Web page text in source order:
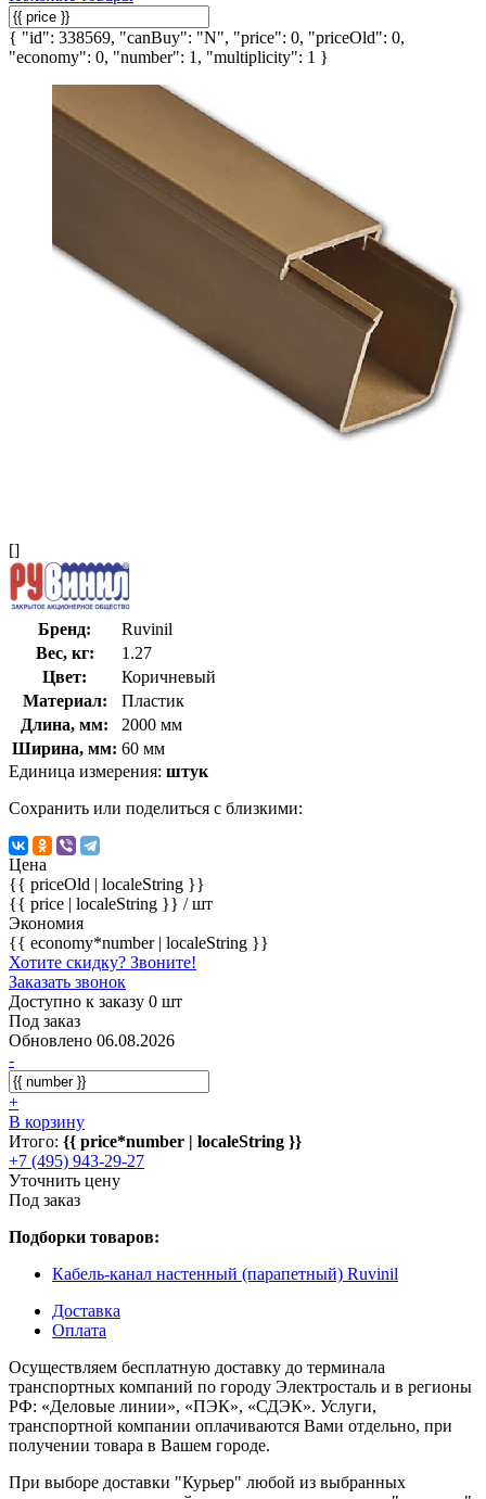
{ "id": 338569, "canBuy": "N", "price": 0, "priceOld": 0,
"economy": 0, "number": 1, "multiplicity": 1 }
[]
Бренд:
Ruvinil
Вес, кг:
1.27
Цвет:
Коричневый
Материал:
Пластик
Длина, мм:
2000 мм
Ширина, мм: 60 мм
Единица измерения: штук
Сохранить или поделиться с близкими:
Цена
{{ priceOld | localeString }}
{{ price | localeString }} / шт
Экономия
{{ economy*number | localeString }}
Хотите скидку? Звоните!
Заказать звонок
Доступно к заказу 0 шт
Под заказ
Обновлено 06.08.2026
-
+
В корзину
Итого: {{ price*number | localeString }}
+7 (495) 943-29-27
Уточнить цену
Под заказ
Подборки товаров:
Кабель-канал настенный (парапетный) Ruvinil
Доставка
Оплата
Осуществляем бесплатную доставку до терминала
транспортных компаний по городу Электросталь и в регионы
РФ: «Деловые линии», «ПЭК», «СДЭК». Услуги,
транспортной компании оплачиваются Вами отдельно, при
получении товара в Вашем городе.
При выборе доставки "Курьер" любой из выбранных